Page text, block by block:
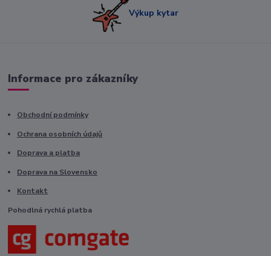
Výkup kytar
Informace pro zákazníky
Obchodní podmínky
Ochrana osobních údajů
Doprava a platba
Doprava na Slovensko
Kontakt
Pohodlná rychlá platba